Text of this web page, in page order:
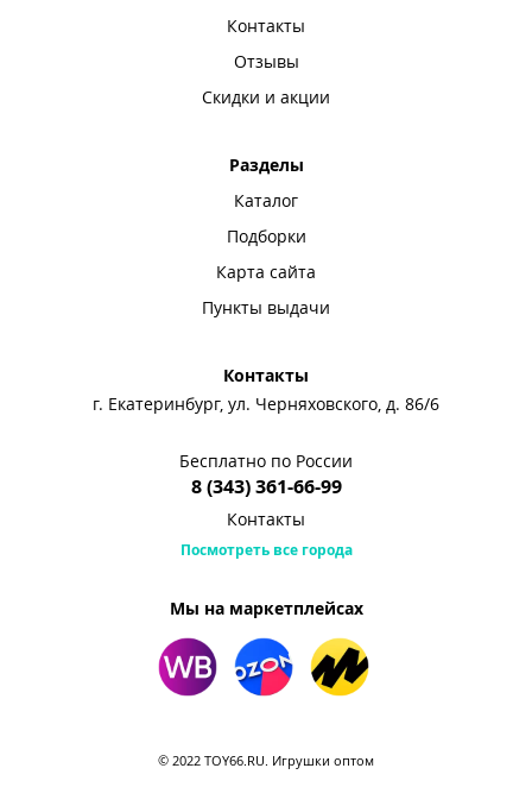
Контакты
Отзывы
Скидки и акции
Разделы
Каталог
Подборки
Карта сайта
Пункты выдачи
Контакты
г. Екатеринбург, ул. Черняховского, д. 86/6
Бесплатно по России
8 (343) 361-66-99
Контакты
Посмотреть все города
Мы на маркетплейсах
© 2022 TOY66.RU. Игрушки оптом